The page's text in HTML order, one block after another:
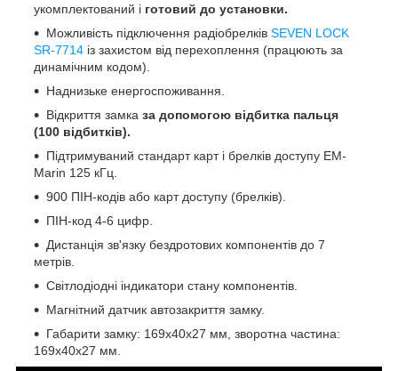
укомплектований і готовий до установки.
Можливість підключення радіобрелків SEVEN LOCK
SR-7714 із захистом від перехоплення (працюють за
динамічним кодом).
Наднизьке енергоспоживання.
Відкриття замка за допомогою відбитка пальця
(100 відбитків).
Підтримуваний стандарт карт і брелків доступу EM-
Marin 125 кГц.
900 ПІН-кодів або карт доступу (брелків).
ПІН-код 4-6 цифр.
Дистанція зв'язку бездротових компонентів до 7
метрів.
Світлодіодні індикатори стану компонентів.
Магнітний датчик автозакриття замку.
Габарити замку: 169х40х27 мм, зворотна частина:
169х40х27 мм.